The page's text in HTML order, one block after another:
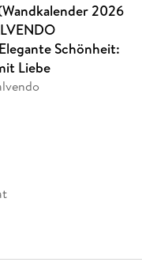
2026
Schönheit:
Liebe